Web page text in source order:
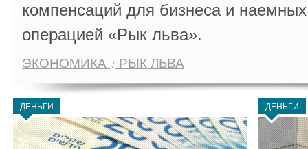
компенсаций для бизнеса и
операцией «Рык льва».
ЭКОНОМИКА РЫК ЛЬВА
ДЕНЬГИ ДЕНЬГИ